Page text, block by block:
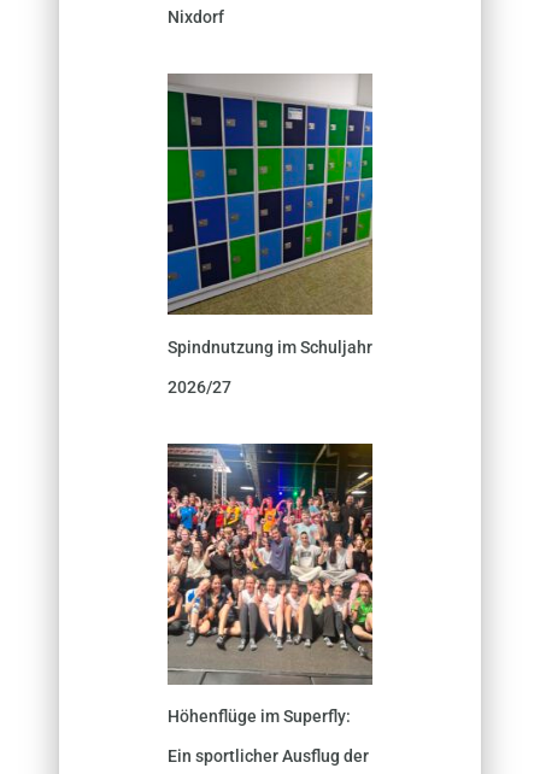
Nixdorf
Spindnutzung im Schuljahr
2026/27
Höhenflüge im Superfly:
Ein sportlicher Ausflug der